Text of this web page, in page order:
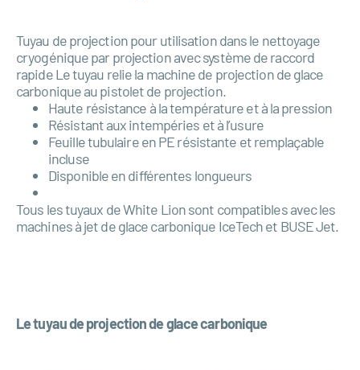
Tuyau de projection pour utilisation dans le nettoyage
cryogénique par projection avec système de raccord
rapide Le tuyau relie la machine de projection de glace
carbonique au pistolet de projection.
Haute résistance à la température et à la pression
Résistant aux intempéries et à l’usure
Feuille tubulaire en PE résistante et remplaçable
incluse
Disponible en différentes longueurs
Tous les tuyaux de White Lion sont compatibles avec les
machines à jet de glace carbonique IceTech et BUSEJet.
Le tuyau de projection de glace carbonique